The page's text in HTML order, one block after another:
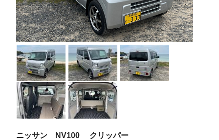
ニッサン NV100 クリッパー